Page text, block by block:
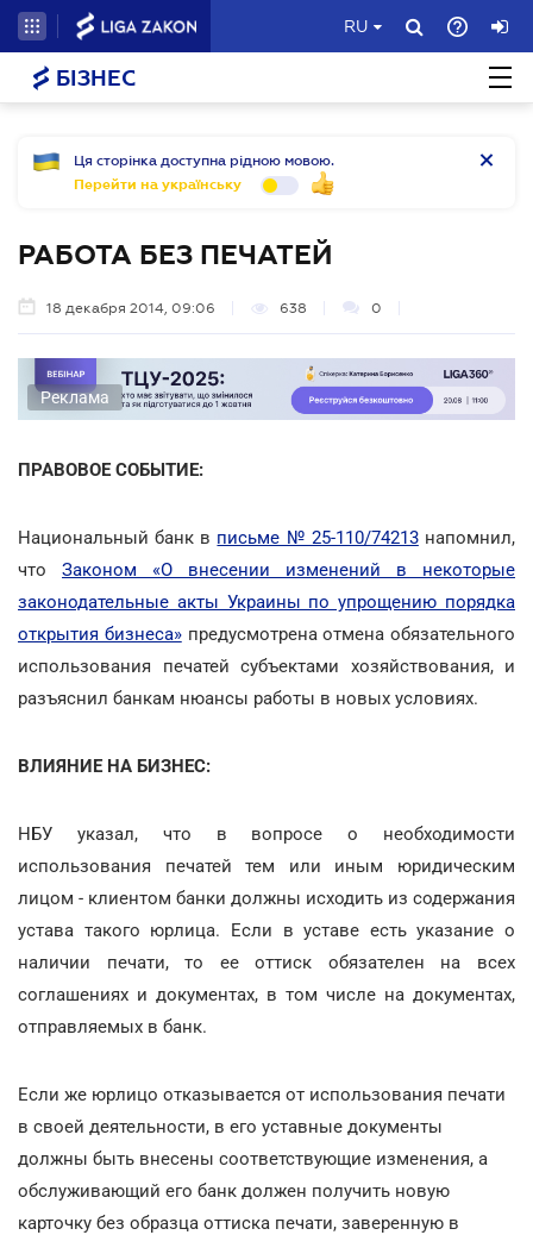
RU
БІЗНЕС
Ця сторінка доступна рідною мовою.
Перейти на українську
РАБОТА БЕЗ ПЕЧАТЕЙ
18 декабря 2014, 09:06 638 0
Реклама
ПРАВОВОЕ СОБЫТИЕ:
Национальный банк в письме № 25-110/74213напомнил,
что Законом «О внесении изменений в некоторые
законодательные акты Украины по упрощению порядка
открытия бизнеса»предусмотрена отмена обязательного
использования печатей субъектами хозяйствования, и
разъяснил банкам нюансы работы в новых условиях.
ВЛИЯНИЕ НА БИЗНЕС:
НБУ указал, что в вопросе о необходимости
использования печатей тем или иным юридическим
лицом - клиентом банки должны исходить из содержания
устава такого юрлица. Если в уставе есть указание о
наличии печати, то ее оттиск обязателен на всех
соглашениях и документах, в том числе на документах,
отправляемых в банк.
Если же юрлицо отказывается от использования печати
в своей деятельности, в его уставные документы
должны быть внесены соответствующие изменения, а
обслуживающий его банк должен получить новую
карточку без образца оттиска печати, заверенную в